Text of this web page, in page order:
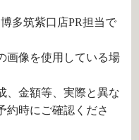
多筑紫口店PR担当で
画像を使用している場
、金額等、実際と異な
約時にご確認くださ